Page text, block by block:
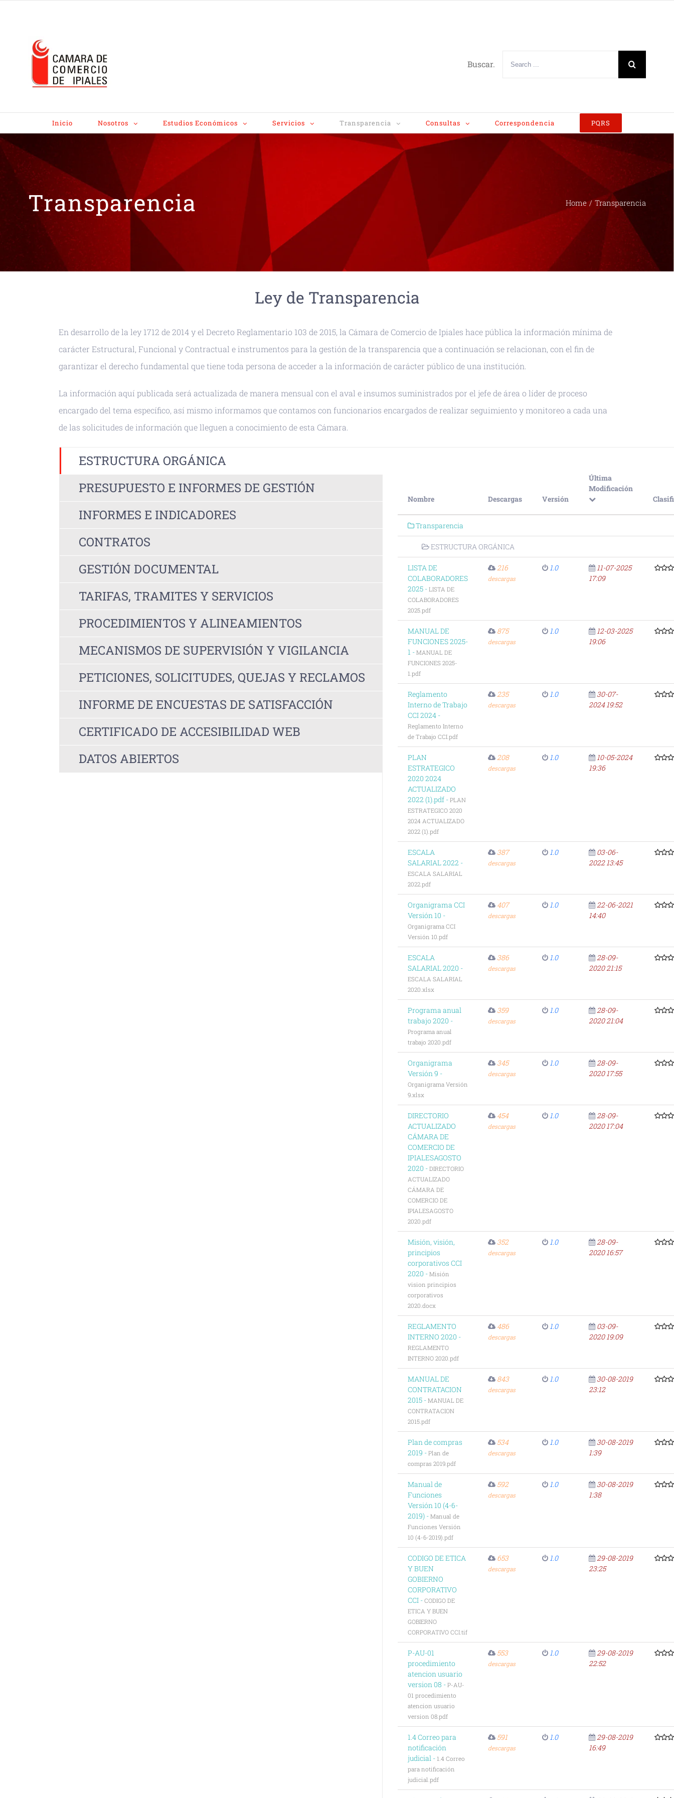
Buscar.
Inicio Nosotros Estudios Económicos Servicios Transparencia Consultas Correspondencia PQRS
Transparencia Home / Transparencia
Ley de Transparencia
En desarrollo de la ley 1712 de 2014 y el Decreto Reglamentario 103 de 2015, la Cámara de Comercio de Ipiales hace pública la información mínima de
carácter Estructural, Funcional y Contractual e instrumentos para la gestión de la transparencia que a continuación se relacionan, con el fin de
garantizar el derecho fundamental que tiene toda persona de acceder a la información de carácter público de una institución.
La información aquí publicada será actualizada de manera mensual con el aval e insumos suministrados por el jefe de área o líder de proceso
encargado del tema específico, así mismo informamos que contamos con funcionarios encargados de realizar seguimiento y monitoreo a cada una
de las solicitudes de información que lleguen a conocimiento de esta Cámara.
ESTRUCTURA ORGÁNICA
PRESUPUESTO E INFORMES DE GESTIÓN
INFORMES E INDICADORES
CONTRATOS
GESTIÓN DOCUMENTAL
TARIFAS, TRAMITES Y SERVICIOS
PROCEDIMIENTOS Y ALINEAMIENTOS
MECANISMOS DE SUPERVISIÓN Y VIGILANCIA
PETICIONES, SOLICITUDES, QUEJAS Y RECLAMOS
INFORME DE ENCUESTAS DE SATISFACCIÓN
CERTIFICADO DE ACCESIBILIDAD WEB
DATOS ABIERTOS
Nombre Descargas Versión
Última
Modificación
Transparencia
ESTRUCTURA ORGÁNICA
LISTA DE
COLABORADORES
2025 - LISTA DE
COLABORADORES
2025.pdf
216
descargas
1.0
11-07-2025
17:09
MANUAL DE
FUNCIONES 2025-
1 - MANUAL DE
FUNCIONES 2025-
1.pdf
875
descargas
1.0
12-03-2025
19:06
Reglamento
Interno de Trabajo
CCI 2024 -
Reglamento Interno
de Trabajo CCI.pdf
235
descargas
1.0
30-07-
2024 19:52
PLAN
ESTRATEGICO
2020 2024
ACTUALIZADO
2022 (1).pdf - PLAN
ESTRATEGICO 2020
2024 ACTUALIZADO
2022 (1).pdf
208
descargas
1.0
10-05-2024
19:36
ESCALA
SALARIAL 2022 -
ESCALA SALARIAL
2022.pdf
387
descargas
1.0
03-06-
2022 13:45
Organigrama CCI
Versión 10 -
Organigrama CCI
Versión 10.pdf
407
descargas
1.0
22-06-2021
14:40
ESCALA
SALARIAL 2020 -
ESCALA SALARIAL
2020.xlsx
386
descargas
1.0
28-09-
2020 21:15
Programa anual
trabajo 2020 -
Programa anual
trabajo 2020.pdf
359
descargas
1.0
28-09-
2020 21:04
Organigrama
Versión 9 -
Organigrama Versión
9.xlsx
345
descargas
1.0
28-09-
2020 17:55
DIRECTORIO
ACTUALIZADO
CÁMARA DE
COMERCIO DE
IPIALESAGOSTO
2020 - DIRECTORIO
ACTUALIZADO
CÁMARA DE
COMERCIO DE
IPIALESAGOSTO
2020.pdf
454
descargas
1.0
28-09-
2020 17:04
Misión, visión,
principios
corporativos CCI
2020 - Misión
vision principios
corporativos
2020.docx
352
descargas
1.0
28-09-
2020 16:57
REGLAMENTO
INTERNO 2020 -
REGLAMENTO
INTERNO 2020.pdf
486
descargas
1.0
03-09-
2020 19:09
MANUAL DE
CONTRATACION
2015 - MANUAL DE
CONTRATACION
2015.pdf
843
descargas
1.0
30-08-2019
23:12
Plan de compras
2019 - Plan de
compras 2019.pdf
534
descargas
1.0
30-08-2019
1:39
Manual de
Funciones
Versión 10 (4-6-
2019) - Manual de
Funciones Versión
10 (4-6-2019).pdf
592
descargas
1.0
30-08-2019
1:38
CODIGO DE ETICA
Y BUEN
GOBIERNO
CORPORATIVO
CCI - CODIGO DE
ETICA Y BUEN
GOBIERNO
CORPORATIVO CCI.tif
653
descargas
1.0
29-08-2019
23:25
P-AU-01
procedimiento
atencion usuario
version 08 - P-AU-
01 procedimiento
atencion usuario
version 08.pdf
553
descargas
1.0
29-08-2019
22:52
1.4 Correo para
notificación
judicial - 1.4 Correo
para notificación
judicial.pdf
591
descargas
1.0
29-08-2019
16:49